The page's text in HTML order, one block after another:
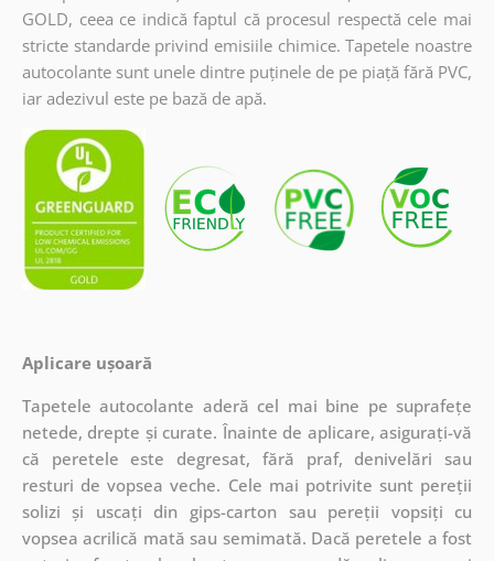
GOLD, ceea ce indică faptul că procesul respectă cele mai
stricte standarde privind emisiile chimice. Tapetele noastre
autocolante sunt unele dintre puținele de pe piață fără PVC,
iar adezivul este pe bază de apă.
Aplicare ușoară
Tapetele autocolante aderă cel mai bine pe suprafețe
netede, drepte și curate. Înainte de aplicare, asigurați-vă
că peretele este degresat, fără praf, denivelări sau
resturi de vopsea veche. Cele mai potrivite sunt pereții
solizi și uscați din gips-carton sau pereții vopsiți cu
vopsea acrilică mată sau semimată. Dacă peretele a fost